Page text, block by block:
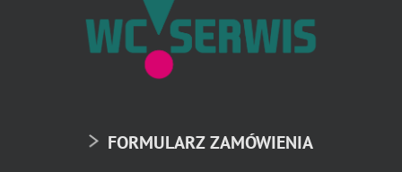
FORMULARZ ZAMÓWIENIA